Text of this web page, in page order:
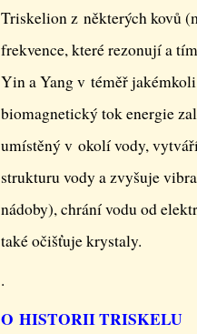
Triskelion z některých kovů
frekvence, které rezonují a
Yin a Yang v téměř
biomagnetický tok energie
umístěný v okolí vody,
strukturu vody a zvyšuje
nádoby), chrání vodu od
také očišťuje krystaly.
.
O HISTORII TRISKELU